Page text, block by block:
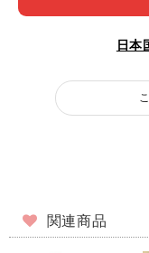
日本
関連商品